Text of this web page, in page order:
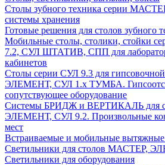
Столы зубного техника серии
системы хранения
Готовые решения для столов зубного
Мобильные столы, столики, стойки
7.2, СУЛ ШТАТИВ, СПП для
кабинетов
Столы серии СУЛ 9.3 для
ЭЛЕМЕНТ, СУЛ 1.х ТУМБА.
сопутствующее оборудование
Системы БРИДЖ и ВЕРТИКАЛЬ для
ЭЛЕМЕНТ, СУЛ 9.2. Произвольные
мест
Встраиваемые и мобильные вытяжные
Светильники для столов МАСТЕР,
Светильники для оборудования